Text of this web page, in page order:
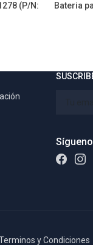
(P/N:
Bateria
y Condiciones